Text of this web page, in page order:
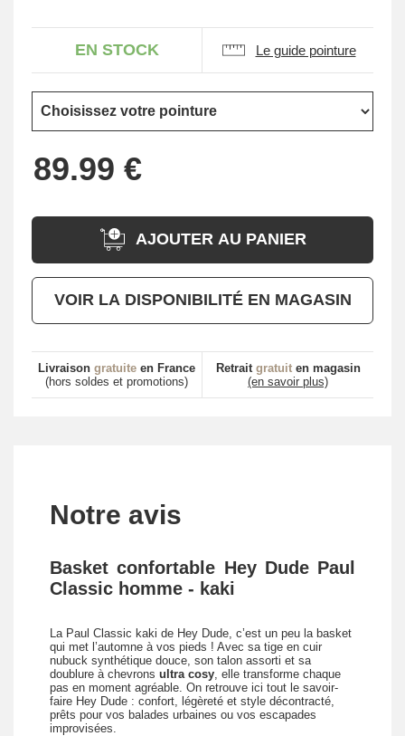
EN STOCK Le guide pointure
AJOUTER AU PANIER
VOIR LA DISPONIBILITÉ EN MAGASIN
Livraison gratuite en France
(hors soldes et promotions)
Retrait gratuiten magasin
(en savoir plus)
Notre avis
Basket confortable Hey Dude Paul
Classic homme - kaki
La Paul Classic kaki de Hey Dude, c’est un peu la basket
qui met l’automne à vos pieds ! Avec sa tige en cuir
nubuck synthétique douce, son talon assorti et sa
doublure à chevrons ultra cosy , elle transforme chaque
pas en moment agréable. On retrouve ici tout le savoir-
faire Hey Dude : confort, légèreté et style décontracté,
prêts pour vos balades urbaines ou vos escapades
improvisées.